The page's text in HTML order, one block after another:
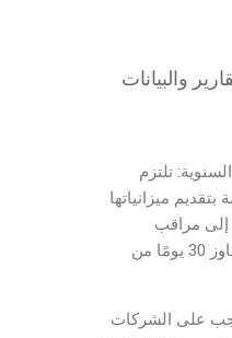
والبيانات
تلتزم
ميزانياتها
إلى مراقب
الشركات خلال مدة لا تتجاوز 30 يومًا من
على الشركات